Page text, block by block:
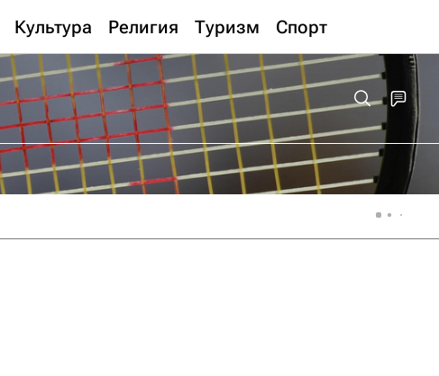
Культура Религия Туризм Спорт